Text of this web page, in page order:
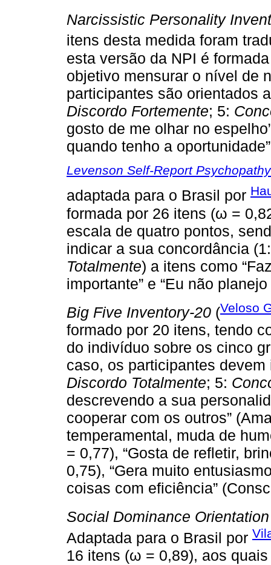
Narcissistic Personality
itens desta medida foram
esta versão da NPI é
objetivo mensurar o nível de
participantes são orientados
Discordo Fortemente; 5:
gosto de me olhar no
quando tenho a
Levenson Self-Report Psychopathy
adaptada para o Brasil por
formada por 26 itens (ω =
escala de quatro pontos,
indicar a sua concordância
Totalmente) a itens como
importante” e “Eu não
Big Five Inventory-20 (Veloso
formado por 20 itens, tendo
do indivíduo sobre os cinco
caso, os participantes
Discordo Totalmente; 5:
descrevendo a sua
cooperar com os outros”
temperamental, muda de
= 0,77), “Gosta de refletir,
0,75), “Gera muito
coisas com eficiência”
Social Dominance
Adaptada para o Brasil por
16 itens (ω = 0,89), aos